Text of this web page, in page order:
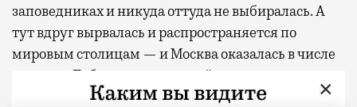
заповедниках и никуда оттуда не выбиралась. А
тут вдруг вырвалась и распространяется по
мировым столицам — и Москва оказалась в числе
лидеров. Добавьте сюда людей, у которых
размылись границы рабочего дня, а вместе с ними
×